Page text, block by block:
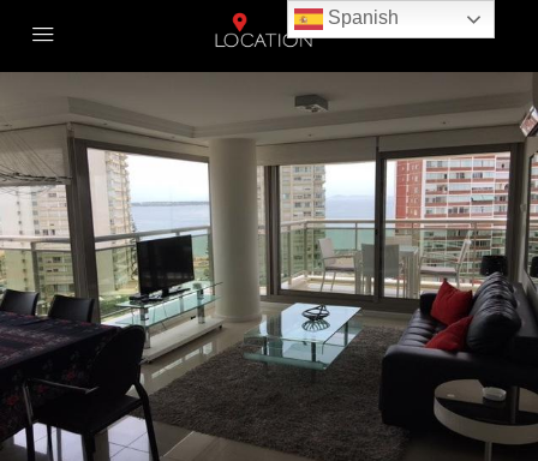
Spanish